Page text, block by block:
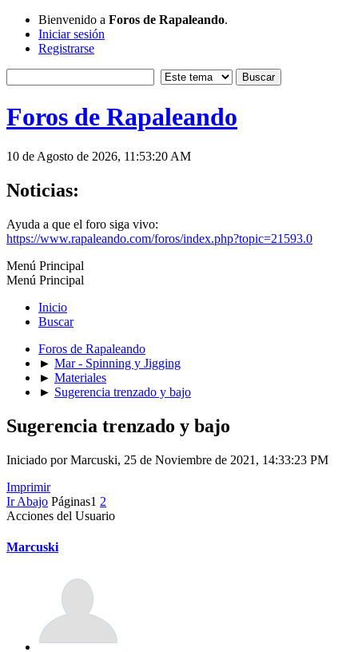
Bienvenido a Foros de Rapaleando.
Iniciar sesión
Registrarse
Foros de Rapaleando
10 de Agosto de 2026, 11:53:20 AM
Noticias:
Ayuda a que el foro siga vivo:
https://www.rapaleando.com/foros/index.php?topic=21593.0
Menú Principal
Menú Principal
Inicio
Buscar
Foros de Rapaleando
► Mar - Spinning y Jigging
► Materiales
► Sugerencia trenzado y bajo
Sugerencia trenzado y bajo
Iniciado por Marcuski, 25 de Noviembre de 2021, 14:33:23 PM
Imprimir
Ir Abajo Páginas1 2
Acciones del Usuario
Marcuski